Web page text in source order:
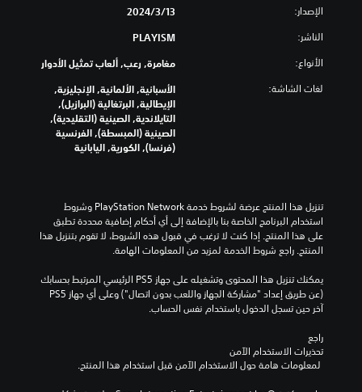
الإصدار: 13‏/3‏/2024
الناشر: PLAYISM
الأنواع: مغامرة, رعب, ألعاب تمثيل الأدوار
لغات الشاشة:
الأسبانية, الألمانية, الإنجليزية,
الإيطالية, البرتغالية (البرازيل),
التايلاندية, الصينية (التقليدية),
الصينية (المبسطة), الفرنسية
(فرنسا), الكورية, اليابانية
المنتج. راجع شروط الخدمة لمزيد من المعلومات الهامة.
آخر حين تسجل الدخول باستخدام نفس الحساب.
راجع
تحذيرات الاستخدام الآمن